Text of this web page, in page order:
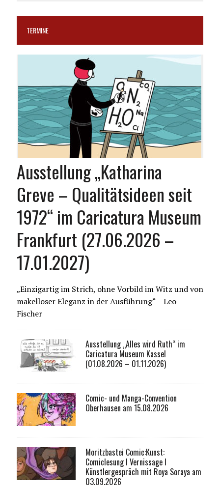
TERMINE
Ausstellung „Katharina
Greve – Qualitätsideen seit
1972“ im Caricatura Museum
Frankfurt (27.06.2026 –
17.01.2027)
„Einzigartig im Strich, ohne Vorbild im Witz und von
makelloser Eleganz in der Ausführung“ – Leo
Fischer
Ausstellung „Alles wird Ruth“ im
Caricatura Museum Kassel
(01.08.2026 – 01.11.2026)
Comic- und Manga-Convention
Oberhausen am 15.08.2026
Moritzbastei Comic:Kunst:
Comiclesung I Vernissage I
Künstlergespräch mit Roya Soraya am
03.09.2026